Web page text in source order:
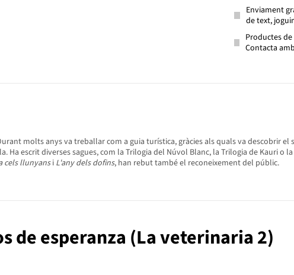
Enviament
de text,
Productes
Contacta
molts anys va treballar com a guia turística, gràcies als quals va descobrir el
escrit diverses sagues, com la Trilogia del Núvol Blanc, la Trilogia de Kauri o
cels llunyansi L'any dels dofins, han rebut també el reconeixement del públic.
de esperanza (La veterinaria 2)